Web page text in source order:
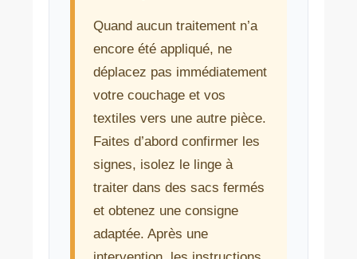
Quand aucun traitement n’a
encore été appliqué, ne
déplacez pas immédiatement
votre couchage et vos
textiles vers une autre pièce.
Faites d’abord confirmer les
signes, isolez le linge à
traiter dans des sacs fermés
et obtenez une consigne
adaptée. Après une